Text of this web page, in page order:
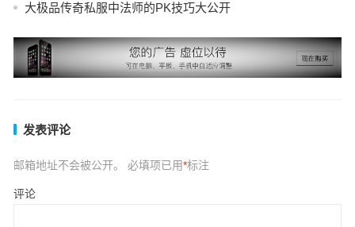
大极品传奇私服中法师的PK技巧大公开
发表评论
邮箱地址不会被公开。 必填项已用*标注
评论